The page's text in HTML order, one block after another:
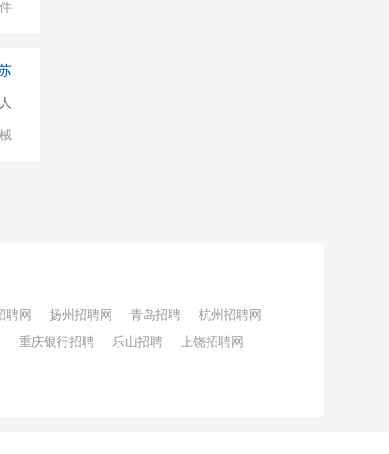
聘网 扬州招聘网 青岛招聘
杭州招聘网
重庆银行招聘 乐山招聘 上饶招聘网